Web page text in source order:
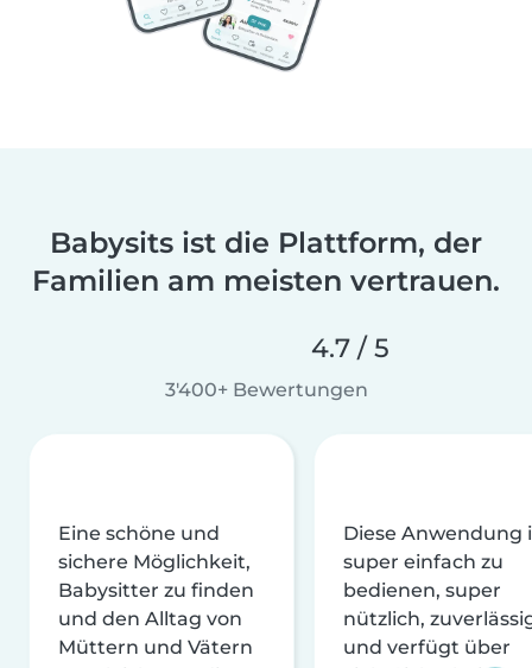
Babysits ist die Plattform, der
Familien am meisten vertrauen.
4.7 / 5
3'400+ Bewertungen
Eine schöne und
sichere Möglichkeit,
Babysitter zu finden
und den Alltag von
Müttern und Vätern
Diese Anwendung
super einfach zu
bedienen, super
nützlich,
und verfügt über